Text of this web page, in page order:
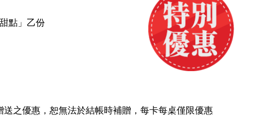
點」乙份
之優惠，恕無法於結帳時補贈，每卡每桌僅限優惠